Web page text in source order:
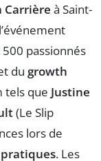
Carrière à Saint-
passionnés
du growth
tels que Justine
(Le Slip
lors de
. Les